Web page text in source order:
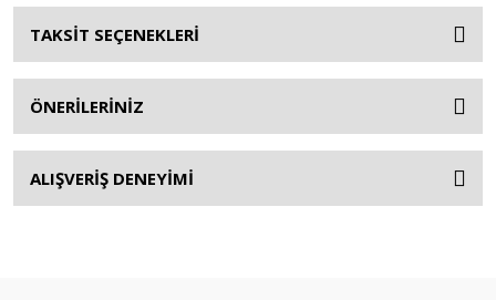
TAKSİT SEÇENEKLERİ
ÖNERİLERİNİZ
ALIŞVERİŞ DENEYİMİ